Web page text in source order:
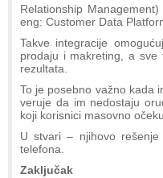
Relationship
eng: Customer Data
Takve integracije
prodaju i makreting, a
rezultata.
To je posebno važno kada
veruje da im nedostaju
koji korisnici masovno
U stvari – njihovo
telefona.
Zaključak